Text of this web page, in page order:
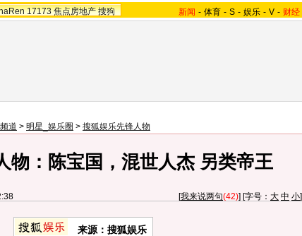
17173 焦点房地产 搜狗 新闻 - 体育 - S - 娱乐 - V - 财经
道 > 明星_娱乐圈 > 搜狐娱乐先锋人物
物：陈宝国，混世人杰 另类帝王
[我来说两句(42)] [字号： 大 中 小]
来源：搜狐娱乐